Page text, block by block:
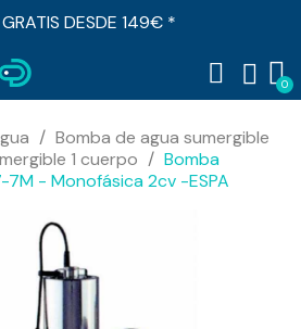
DESDE 149€ *
Bomba de agua sumergible
1 cuerpo
Bomba
7M - Monofásica 2cv -ESPA